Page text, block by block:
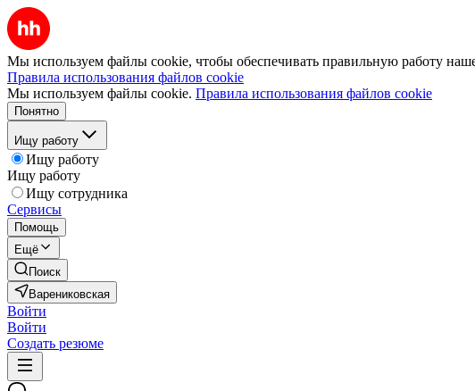
Мы используем файлы cookie, чтобы обеспечивать правильную работу
Правила использования файлов cookie
Мы используем файлы cookie. Правила использования файлов cookie
Понятно
Ищу работу
Ищу работу
Ищу работу
Ищу сотрудника
Сервисы
Помощь
Ещё
Поиск
Варениковская
Войти
Войти
Создать резюме